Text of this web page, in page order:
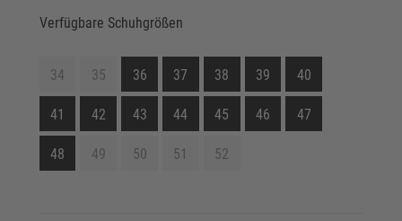
Verfügbare Schuhgrößen
34 35 36 37 38 39 40
41 42 43 44 45 46 47
48 49 50 51 52